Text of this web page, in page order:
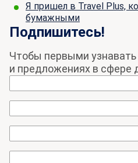
Я пришел в Travel Plus,
бумажными
Подпишитесь!
Чтобы первыми
и предложениях в сфере